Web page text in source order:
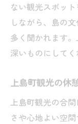
ない観光スポッ
しながら、島の
多く聞かれます
深いものにしてく
上島町観光の休
上島町観光の合
さや心地よい空